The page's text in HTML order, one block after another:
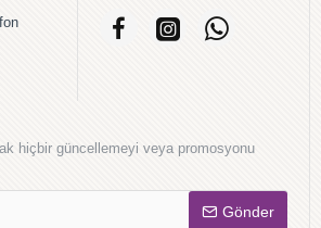
hiçbir güncellemeyi veya promosyonu
Gönder